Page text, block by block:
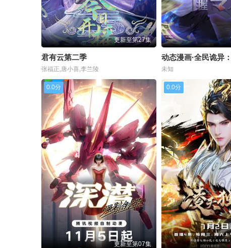
更新至第27集
君有云第二季
张福正,唐小喜,李兰陵 未知
0.0分
更新至第07集
0.0分